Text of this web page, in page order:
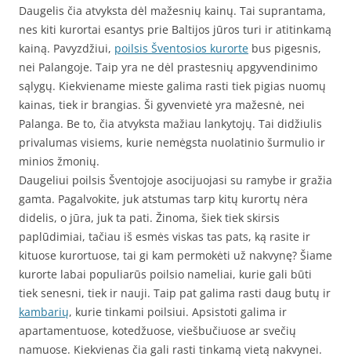
Daugelis čia atvyksta dėl mažesnių kainų. Tai suprantama,
nes kiti kurortai esantys prie Baltijos jūros turi ir atitinkamą
kainą. Pavyzdžiui, poilsis Šventosios kurorte bus pigesnis,
nei Palangoje. Taip yra ne dėl prastesnių apgyvendinimo
sąlygų. Kiekviename mieste galima rasti tiek pigias nuomų
kainas, tiek ir brangias. Ši gyvenvietė yra mažesnė, nei
Palanga. Be to, čia atvyksta mažiau lankytojų. Tai didžiulis
privalumas visiems, kurie nemėgsta nuolatinio šurmulio ir
minios žmonių.
Daugeliui poilsis Šventojoje asocijuojasi su ramybe ir gražia
gamta. Pagalvokite, juk atstumas tarp kitų kurortų nėra
didelis, o jūra, juk ta pati. Žinoma, šiek tiek skirsis
paplūdimiai, tačiau iš esmės viskas tas pats, ką rasite ir
kituose kurortuose, tai gi kam permokėti už nakvynę? Šiame
kurorte labai populiarūs poilsio nameliai, kurie gali būti
tiek senesni, tiek ir nauji. Taip pat galima rasti daug butų ir
kambarių, kurie tinkami poilsiui. Apsistoti galima ir
apartamentuose, kotedžuose, viešbučiuose ar svečių
namuose. Kiekvienas čia gali rasti tinkamą vietą nakvynei.